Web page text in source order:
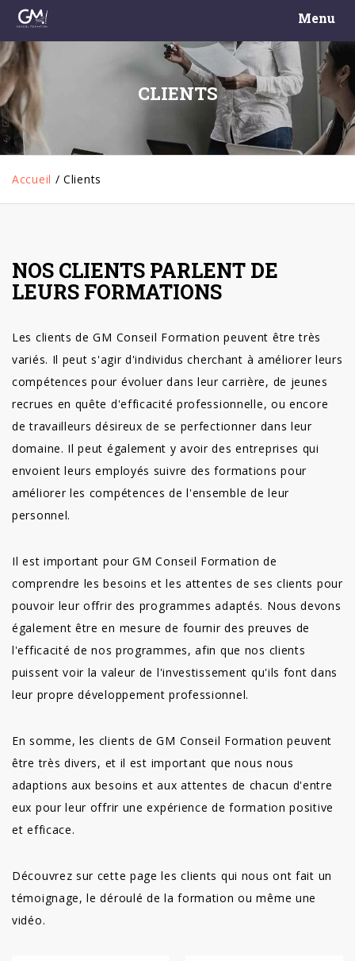
Menu
CLIENTS
Accueil /Clients
NOS CLIENTS PARLENT DE
LEURS FORMATIONS
Les clients de GM Conseil Formation peuvent être très
variés. Il peut s'agir d'individus cherchant à améliorer leurs
compétences pour évoluer dans leur carrière, de jeunes
recrues en quête d'efficacité professionnelle, ou encore
de travailleurs désireux de se perfectionner dans leur
domaine. Il peut également y avoir des entreprises qui
envoient leurs employés suivre des formations pour
améliorer les compétences de l'ensemble de leur
personnel.
Il est important pour GM Conseil Formation de
comprendre les besoins et les attentes de ses clients pour
pouvoir leur offrir des programmes adaptés. Nous devons
également être en mesure de fournir des preuves de
l'efficacité de nos programmes, afin que nos clients
puissent voir la valeur de l'investissement qu'ils font dans
leur propre développement professionnel.
En somme, les clients de GM Conseil Formation peuvent
être très divers, et il est important que nous nous
adaptions aux besoins et aux attentes de chacun d'entre
eux pour leur offrir une expérience de formation positive
et efficace.
Découvrez sur cette page les clients qui nous ont fait un
témoignage, le déroulé de la formation ou même une
vidéo.